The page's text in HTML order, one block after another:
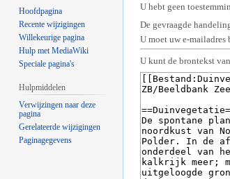
Naar
navigatie
springen
Naar
zoeken
springen
U hebt geen
De gevraagde
U moet uw e-
U kunt de brontekst
Hoofdpagina
Recente wijzigingen
Willekeurige pagina
Hulp met MediaWiki
Speciale pagina's
Hulpmiddelen
Verwijzingen naar deze
pagina
Gerelateerde wijzigingen
Paginagegevens